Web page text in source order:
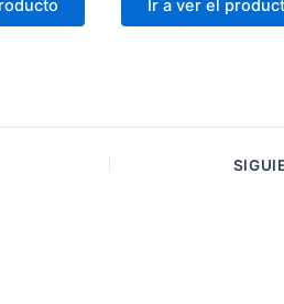
Ir a ver el